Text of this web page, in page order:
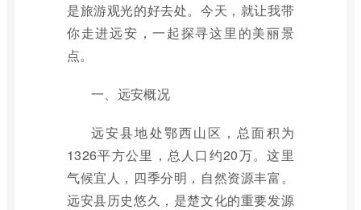
是旅游观光的好去处。今天，就让我带
你走进远安，一起探寻这里的美丽景
点。
一、远安概况
远安县地处鄂西山区，总面积为
1326平方公里，总人口约20万。这里
气候宜人，四季分明，自然资源丰富。
远安县历史悠久，是楚文化的重要发源